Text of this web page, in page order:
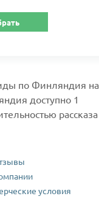
по Финляндия на
доступно 1
рассказа
условия